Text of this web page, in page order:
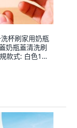
杯刷家用奶瓶
奶瓶蓋清洗刷
款式: 白色1個